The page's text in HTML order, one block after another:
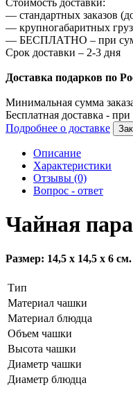
Стоимость доставки:
— стандартных заказов
— крупногабаритных
— БЕСПЛАТНО – при
Срок доставки – 2-3 дня
Доставка подарков по
Минимальная сумма
Бесплатная доставка - при
Подробнее о доставке
Описание
Характеристики
Отзывы (0)
Вопрос - ответ
Чайная
Размер: 14,5 х 14,5 х 6 см.
Тип
Материал чашки
Материал блюдца
Объем чашки
Высота чашки
Диаметр чашки
Диаметр блюдца